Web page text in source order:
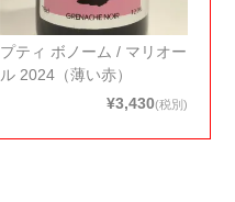
プティ ボノーム / マリオー
ル 2024（薄い赤）
¥3,430(税別)